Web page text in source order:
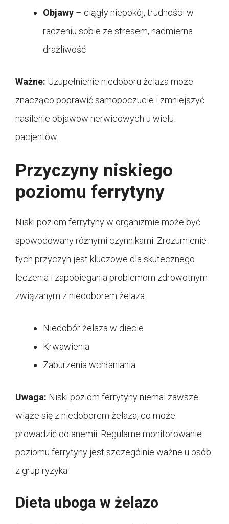
Objawy – ciągły niepokój, trudności w
radzeniu sobie ze stresem, nadmierna
drażliwość
Ważne: Uzupełnienie niedoboru żelaza może
znacząco poprawić samopoczucie i zmniejszyć
nasilenie objawów nerwicowych u wielu
pacjentów.
Przyczyny niskiego
poziomu ferrytyny
Niski poziom ferrytyny w organizmie może być
spowodowany różnymi czynnikami. Zrozumienie
tych przyczyn jest kluczowe dla skutecznego
leczenia i zapobiegania problemom zdrowotnym
związanym z niedoborem żelaza.
Niedobór żelaza w diecie
Krwawienia
Zaburzenia wchłaniania
Uwaga: Niski poziom ferrytyny niemal zawsze
wiąże się z niedoborem żelaza, co może
prowadzić do anemii. Regularne monitorowanie
poziomu ferrytyny jest szczególnie ważne u osób
z grup ryzyka.
Dieta uboga w żelazo